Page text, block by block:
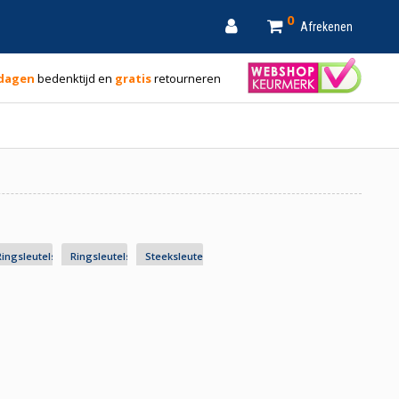
Afrekenen
0
bedenktijd en gratisretourneren
Ringsleutels S- en C-vormig
Steeksleutels